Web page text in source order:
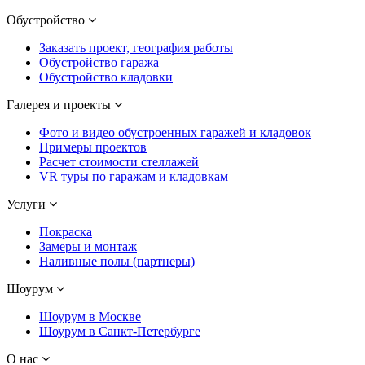
Обустройство
Заказать проект, география работы
Обустройство гаража
Обустройство кладовки
Галерея и проекты
Фото и видео обустроенных гаражей и кладовок
Примеры проектов
Расчет стоимости стеллажей
VR туры по гаражам и кладовкам
Услуги
Покраска
Замеры и монтаж
Наливные полы (партнеры)
Шоурум
Шоурум в Москве
Шоурум в Санкт-Петербурге
О нас